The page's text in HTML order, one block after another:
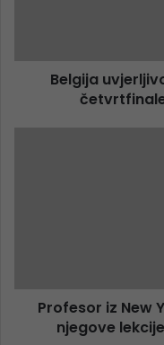
Belgija
Profesor iz New
njegove